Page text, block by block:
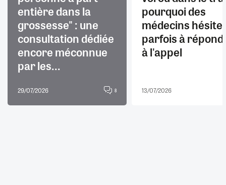
entière dans la
grossesse" : une
consultation dédiée
encore méconnue
par les...
29/07/2026 8
pourquoi des
médecins
parfois à
à l'appel
13/07/2026